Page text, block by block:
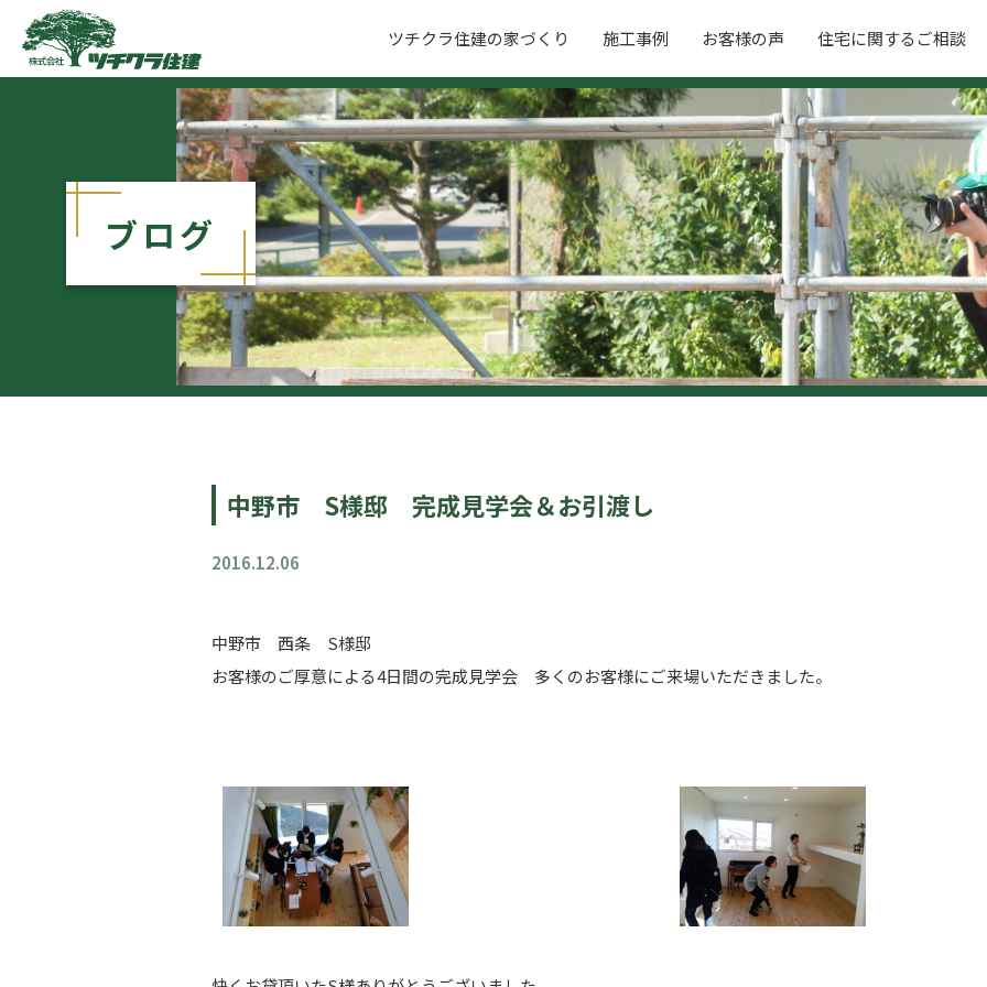
ツチクラ住建の家づくり 施工事例 お客様の声 住宅に関するご相談
ブログ
中野市 S様邸 完成見学会＆お引渡し
2016.12.06
中野市 西条 S様邸
お客様のご厚意による4日間の完成見学会 多くのお客様にご来場いただきました。